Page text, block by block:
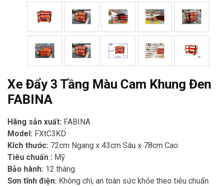
Xe Đẩy 3 Tầng Màu Cam Khung Đen
FABINA
Hãng sản xuất: FABINA
Model: FXtC3KD
Kích thước: 72cm Ngang x 43cm Sâu x 78cm Cao
Tiêu chuẩn : Mỹ
Bảo hành: 12 tháng.
Sơn tĩnh điện: Không chì, an toàn sức khỏe theo tiêu chuẩn